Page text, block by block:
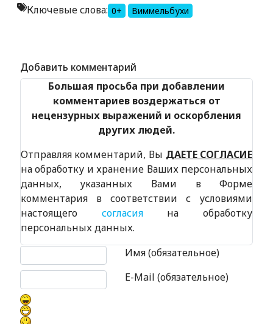
Ключевые слова: 0+ Виммельбухи
Добавить комментарий
Большая просьба при добавлении
комментариев воздержаться от
нецензурных выражений и оскорбления
других людей.
Отправляя комментарий, Вы ДАЕТЕ СОГЛАСИЕ
на обработку и хранение Ваших персональных
данных, указанных Вами в Форме
комментария в соответствии с условиями
настоящего согласияна обработку
персональных данных.
Имя (обязательное)
E-Mail (обязательное)
Текст комментария